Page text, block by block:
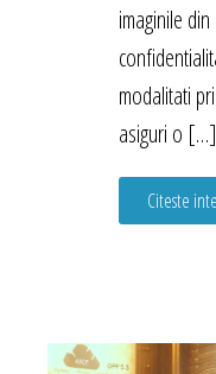
imaginile
modalitati
asiguri o […]
Citeste